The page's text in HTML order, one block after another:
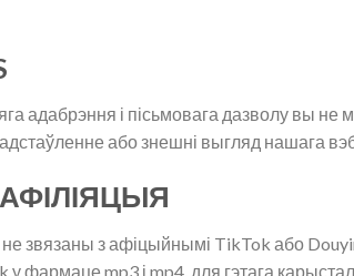
адабрэння і пісьмовага дазволу вы
або знешні выгляд нашага
АФІЛІЯЦЫЯ
звязаны з афіцыйнымі TikTok або
у фармаце mp3 і mp4, для гэтага